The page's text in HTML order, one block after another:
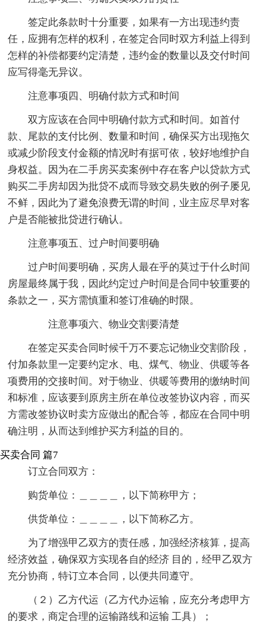
签定此条款时十分重要，如果有一方出现违约责
任，应拥有怎样的权利，在签定合同时双方利益上得到
怎样的补偿都要约定清楚，违约金的数量以及交付时间
应写得毫无异议。
注意事项四、明确付款方式和时间
双方应该在合同中明确付款方式和时间。如首付
款、尾款的支付比例、数量和时间，确保买方出现拖欠
或减少阶段支付金额的情况时有据可依，较好地维护自
身权益。因为在二手房买卖案例中存在客户以贷款方式
购买二手房却因为批贷不成而导致交易失败的例子屡见
不鲜，因此为了避免浪费无谓的时间，业主应尽早对客
户是否能被批贷进行确认。
注意事项五、过户时间要明确
过户时间要明确，买房人最在乎的莫过于什么时间
房屋最终属于我，因此约定过户时间是合同中较重要的
条款之一，买方需慎重和签订准确的时限。
注意事项六、物业交割要清楚
在签定买卖合同时候千万不要忘记物业交割阶段，
付加条款里一定要约定水、电、煤气、物业、供暖等各
项费用的交接时间。对于物业、供暖等费用的缴纳时间
和标准，应该要到原房主所在单位改签协议内容，而买
方需改签协议时卖方应做出的配合等，都应在合同中明
确注明，从而达到维护买方利益的目的。
买卖合同 篇7
订立合同双方：
购货单位：＿＿＿＿，以下简称甲方；
供货单位：＿＿＿＿，以下简称乙方。
为了增强甲乙双方的责任感，加强经济核算，提高
经济效益，确保双方实现各自的经济 目的，经甲乙双方
充分协商，特订立本合同，以便共同遵守。
（２）乙方代运（乙方代办运输，应充分考虑甲方
的要求，商定合理的运输路线和运输 工具）；